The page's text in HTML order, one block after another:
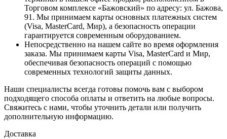
Торговом комплексе «Бажовский» по адресу: ул. Бажова,
91. Мы принимаем карты основных платежных систем
(Visa, MasterCard, Мир), а безопасность операции
гарантируется современным оборудованием.
Непосредственно на нашем сайте во время оформления
заказа. Мы принимаем карты Visa, MasterCard и Мир,
обеспечивая безопасность операций с помощью
современных технологий защиты данных.
Наши специалисты всегда готовы помочь вам с выбором
подходящего способа оплаты и ответить на любые вопросы.
Свяжитесь с нами, чтобы уточнить детали или получить
дополнительную информацию.
Доставка